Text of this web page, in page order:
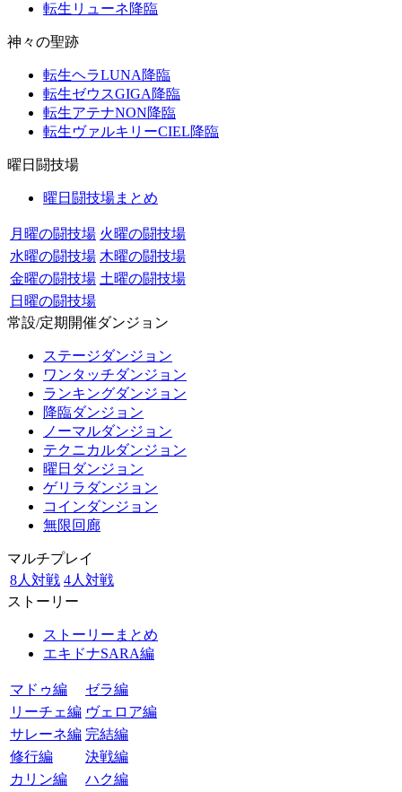
転生リューネ降臨
神々の聖跡
転生ヘラLUNA降臨
転生ゼウスGIGA降臨
転生アテナNON降臨
転生ヴァルキリーCIEL降臨
曜日闘技場
曜日闘技場まとめ
月曜の闘技場 火曜の闘技場
水曜の闘技場 木曜の闘技場
金曜の闘技場 土曜の闘技場
日曜の闘技場
常設/定期開催ダンジョン
ステージダンジョン
ワンタッチダンジョン
ランキングダンジョン
降臨ダンジョン
ノーマルダンジョン
テクニカルダンジョン
曜日ダンジョン
ゲリラダンジョン
コインダンジョン
無限回廊
マルチプレイ
8人対戦 4人対戦
ストーリー
ストーリーまとめ
エキドナSARA編
マドゥ編
ゼラ編
リーチェ編 ヴェロア編
サレーネ編 完結編
修行編
決戦編
カリン編
ハク編